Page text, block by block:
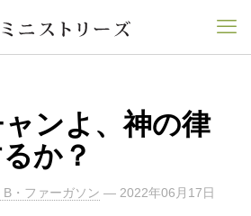
ンよ、神の律
か？
B・ファーガソン — 2022年06月17日